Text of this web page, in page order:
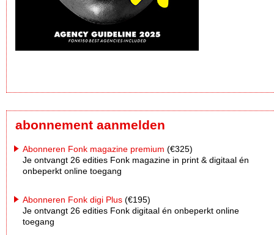
abonnement aanmelden
Abonneren Fonk magazine premium (€325)
Je ontvangt 26 edities Fonk magazine in print & digitaal én
onbeperkt online toegang
Abonneren Fonk digi Plus (€195)
Je ontvangt 26 edities Fonk digitaal én onbeperkt online
toegang